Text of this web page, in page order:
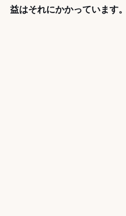
益はそれにかかっています。